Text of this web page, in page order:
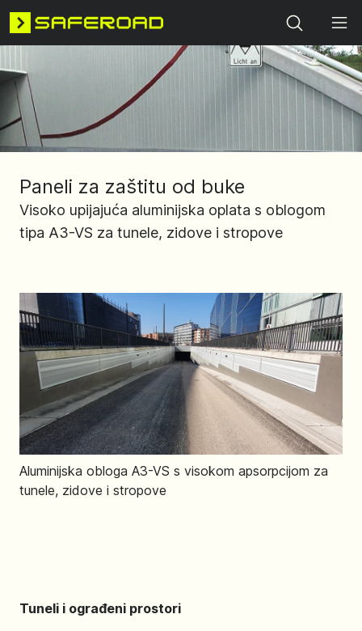
Search
Paneli za zaštitu od buke
Visoko upijajuća aluminijska oplata s oblogom
tipa A3-VS za tunele, zidove i stropove
Aluminijska obloga A3-VS s visokom apsorpcijom za
tunele, zidove i stropove
Tuneli i ograđeni prostori